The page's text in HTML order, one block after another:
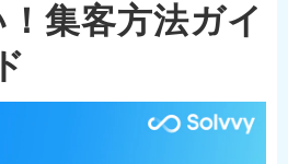
集客方法ガイ
ド